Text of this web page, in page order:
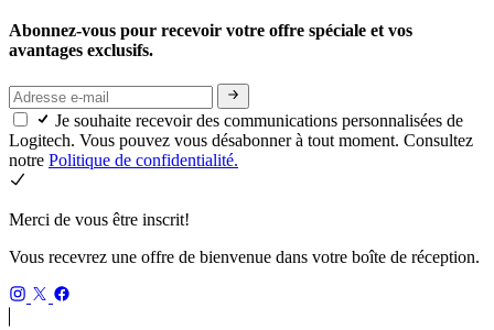
Abonnez-vous pour recevoir votre offre spéciale et vos
avantages exclusifs.
Je souhaite recevoir des communications personnalisées de
Logitech. Vous pouvez vous désabonner à tout moment. Consultez
notre Politique de confidentialité.
Merci de vous être inscrit!
Vous recevrez une offre de bienvenue dans votre boîte de réception.